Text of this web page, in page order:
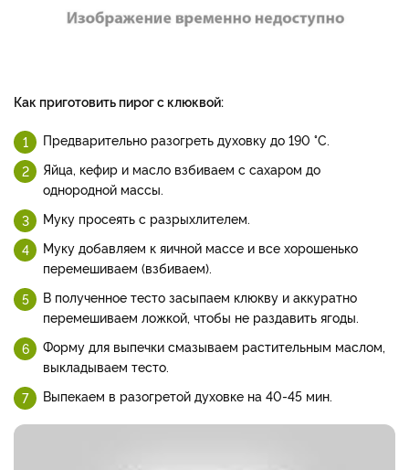
Как приготовить пирог с клюквой:
Предварительно разогреть духовку до 190 °C.
Яйца, кефир и масло взбиваем с сахаром до
однородной массы.
Муку просеять с разрыхлителем.
Муку добавляем к яичной массе и все хорошенько
перемешиваем (взбиваем).
В полученное тесто засыпаем клюкву и аккуратно
перемешиваем ложкой, чтобы не раздавить ягоды.
Форму для выпечки смазываем растительным маслом,
выкладываем тесто.
Выпекаем в разогретой духовке на 40-45 мин.